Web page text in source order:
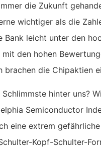
die Zukunft
wichtiger als die
Bank leicht unter den
den hohen
brachen die Chipaktien
hinter uns?
Semiconductor
eine extrem
Kopf-Schulter-